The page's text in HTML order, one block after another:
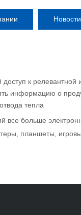
доступ к
информацию о
тепла
все больше
планшеты,